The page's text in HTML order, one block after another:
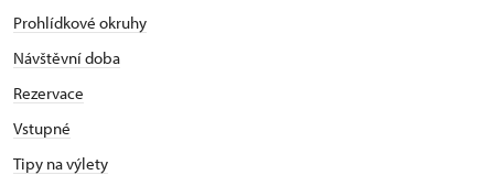
Prohlídkové okruhy
Návštěvní doba
Rezervace
Vstupné
Tipy na výlety